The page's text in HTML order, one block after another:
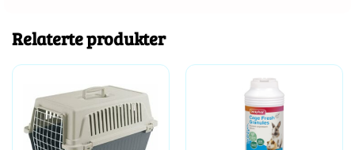
Relaterte produkter